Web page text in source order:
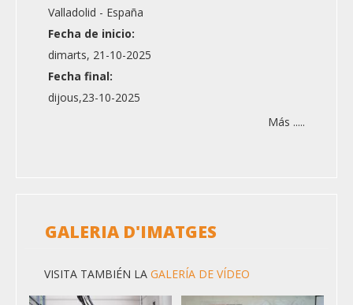
Valladolid - España
Fecha de inicio:
dimarts, 21-10-2025
Fecha final:
dijous,23-10-2025
Más .....
GALERIA D'IMATGES
VISITA TAMBIÉN LA GALERÍA DE VÍDEO